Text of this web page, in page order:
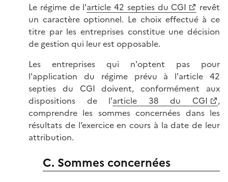
Le régime de l'article 42 septies du CGI
revêt
un caractère optionnel. Le choix effectué à ce
titre par les entreprises constitue une décision
de gestion qui leur est opposable.
Les entreprises qui n'optent pas pour
l'application du régime prévu à l'article 42
septies du CGI doivent, conformément aux
dispositions de l'article 38 du CGI
,
comprendre les sommes concernées dans les
résultats de l’exercice en cours à la date de leur
attribution.
C. Sommes concernées